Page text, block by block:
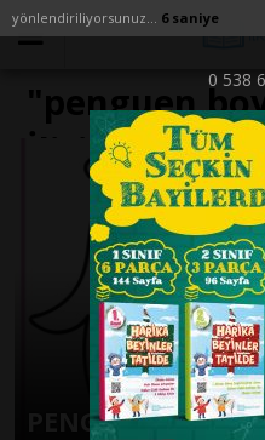
yönlendiriliyorsunuz... 6 saniye
0 538
"penguen
İlişikli yazılar
PENGUEN